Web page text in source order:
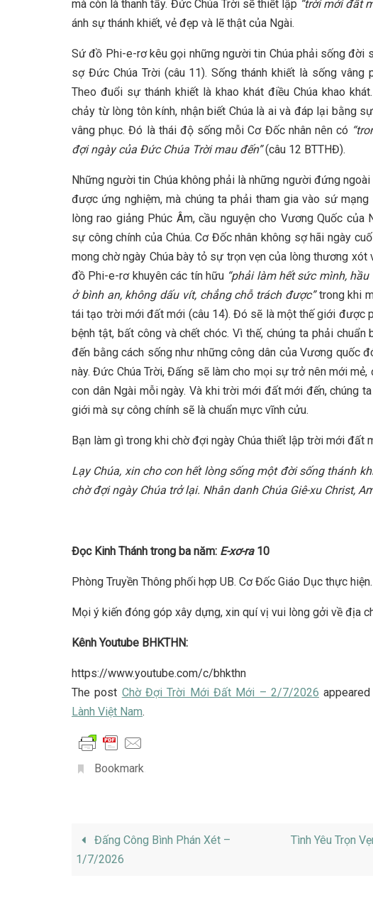
mà còn là thanh tẩy. Đức Chúa Trời sẽ thiết lập “trời mới đất
ánh sự thánh khiết, vẻ đẹp và lẽ thật của Ngài.
Sứ đồ Phi-e-rơ kêu gọi những người tin Chúa phải sống đời
sợ Đức Chúa Trời (câu 11). Sống thánh khiết là sống vâng
Theo đuổi sự thánh khiết là khao khát điều Chúa khao
chảy từ lòng tôn kính, nhận biết Chúa là ai và đáp lại bằng
vâng phục. Đó là thái độ sống mỗi Cơ Đốc nhân nên có
đợi ngày của Đức Chúa Trời mau đến”(câu 12 BTTHĐ).
Những người tin Chúa không phải là những người đứng
được ứng nghiệm, mà chúng ta phải tham gia vào sứ mạng
lòng rao giảng Phúc Âm, cầu nguyện cho Vương Quốc của
sự công chính của Chúa. Cơ Đốc nhân không sợ hãi ngày
mong chờ ngày Chúa bày tỏ sự trọn vẹn của lòng thương xót
đồ Phi-e-rơ khuyên các tín hữu “phải làm hết sức mình,
ở bình an, không dấu vít, chẳng chỗ trách được”trong khi
tái tạo trời mới đất mới (câu 14). Đó sẽ là một thế giới được
bệnh tật, bất công và chết chóc. Vì thế, chúng ta phải
đến bằng cách sống như những công dân của Vương quốc
này. Đức Chúa Trời, Đấng sẽ làm cho mọi sự trở nên mới
con dân Ngài mỗi ngày. Và khi trời mới đất mới đến, chúng
giới mà sự công chính sẽ là chuẩn mực vĩnh cửu.
Bạn làm gì trong khi chờ đợi ngày Chúa thiết lập trời mới đất
Lạy Chúa, xin cho con hết lòng sống một đời sống thánh
chờ đợi ngày Chúa trở lại. Nhân danh Chúa Giê-xu Christ,
Đọc Kinh Thánh trong ba năm: E-xơ-ra 10
Phòng Truyền Thông phối hợp UB. Cơ Đốc Giáo Dục thực hiện.
Mọi ý kiến đóng góp xây dựng, xin quí vị vui lòng gởi về địa
Kênh Youtube BHKTHN:
https://www.youtube.com/c/bhkthn
The post Chờ Đợi Trời Mới Đất Mới – 2/7/2026
Lành Việt Nam.
Bookmark.
Đấng Công Bình Phán Xét –
1/7/2026
Tình Yêu Trọn